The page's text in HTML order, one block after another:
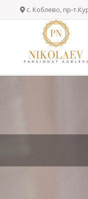
to
c. Коблево, пр-